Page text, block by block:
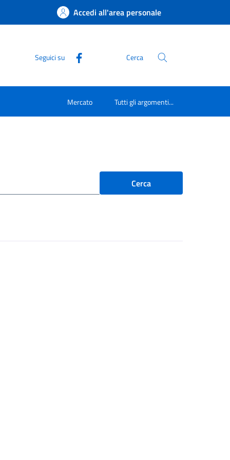
Accedi all'area personale
Seguici su Cerca
Mercato Tutti gli argomenti...
Cerca